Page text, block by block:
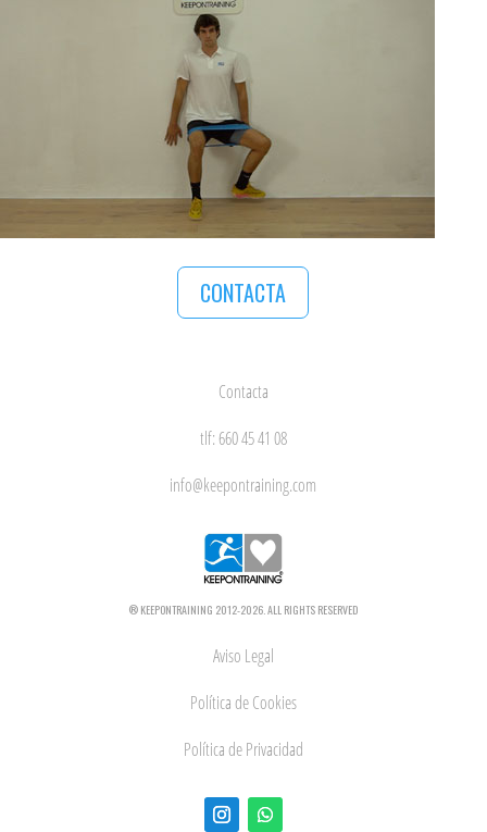
CONTACTA
Contacta
tlf: 660 45 41 08
info@keepontraining.com
® KEEPONTRAINING 2012-2026. ALL RIGHTS RESERVED
Aviso Legal
Política de Cookies
Política de Privacidad